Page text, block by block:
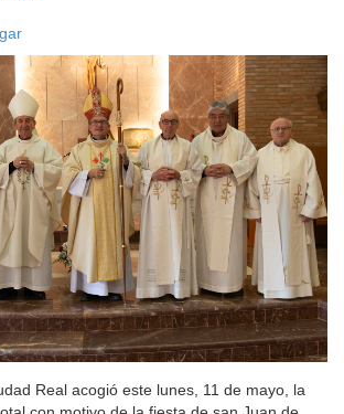
Real acogió este lunes, 11 de mayo, la